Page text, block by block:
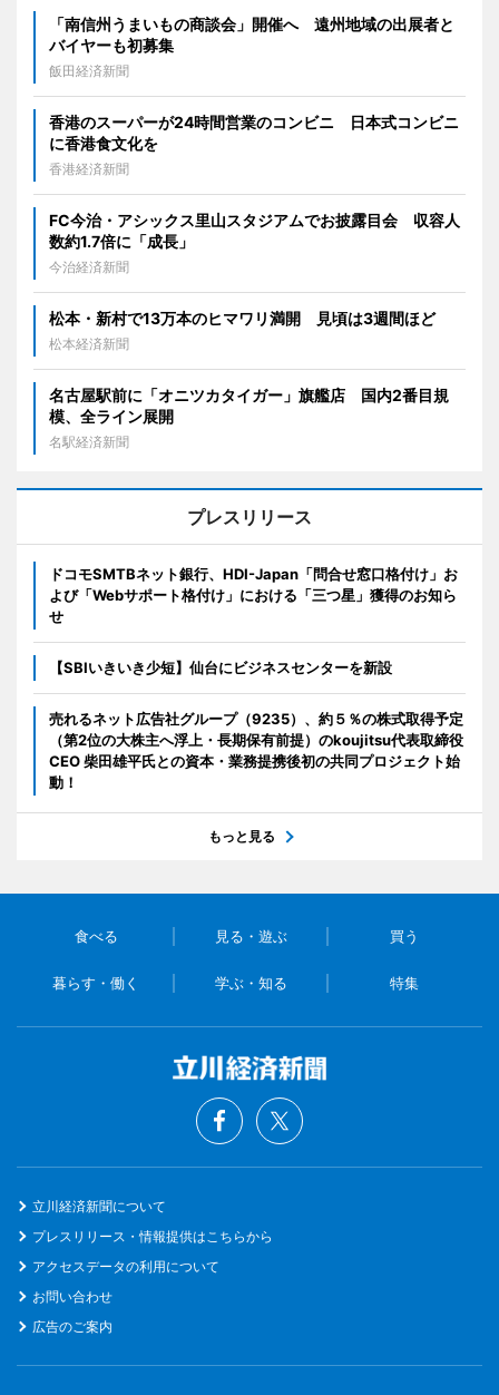
「南信州うまいもの商談会」開催へ 遠州地域の出展者と
バイヤーも初募集
飯田経済新聞
香港のスーパーが24時間営業のコンビニ 日本式コンビニ
に香港食文化を
香港経済新聞
FC今治・アシックス里山スタジアムでお披露目会 収容人
数約1.7倍に「成長」
今治経済新聞
松本・新村で13万本のヒマワリ満開 見頃は3週間ほど
松本経済新聞
名古屋駅前に「オニツカタイガー」旗艦店 国内2番目規
模、全ライン展開
名駅経済新聞
プレスリリース
ドコモSMTBネット銀行、HDI-Japan「問合せ窓口格付け」お
よび「Webサポート格付け」における「三つ星」獲得のお知ら
せ
【SBIいきいき少短】仙台にビジネスセンターを新設
売れるネット広告社グループ（9235）、約５％の株式取得予定
（第2位の大株主へ浮上・長期保有前提）のkoujitsu代表取締役
CEO 柴田雄平氏との資本・業務提携後初の共同プロジェクト始
動！
もっと見る
食べる 見る・遊ぶ 買う
暮らす・働く 学ぶ・知る 特集
立川経済新聞について
プレスリリース・情報提供はこちらから
アクセスデータの利用について
お問い合わせ
広告のご案内